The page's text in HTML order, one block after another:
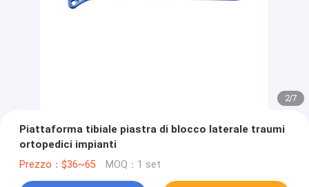
2/7
Piattaforma tibiale piastra di blocco laterale traumi
ortopedici impianti
Prezzo：$36~65 MOQ：1 set